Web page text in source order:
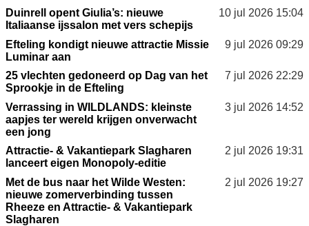
Duinrell opent Giulia’s: nieuwe
Italiaanse ijssalon met vers schepijs
10 jul 2026 15:04
Efteling kondigt nieuwe attractie Missie
Luminar aan
9 jul 2026 09:29
25 vlechten gedoneerd op Dag van het
Sprookje in de Efteling
7 jul 2026 22:29
Verrassing in WILDLANDS: kleinste
aapjes ter wereld krijgen onverwacht
een jong
3 jul 2026 14:52
Attractie- & Vakantiepark Slagharen
lanceert eigen Monopoly-editie
2 jul 2026 19:31
Met de bus naar het Wilde Westen:
nieuwe zomerverbinding tussen
Rheeze en Attractie- & Vakantiepark
Slagharen
2 jul 2026 19:27